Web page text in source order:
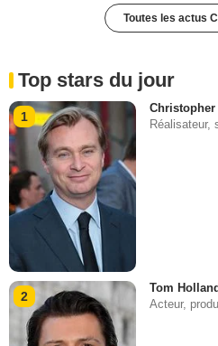
Toutes les actus
Top stars du jour
1
Christopher
Réalisateur,
2
Tom
Acteur,